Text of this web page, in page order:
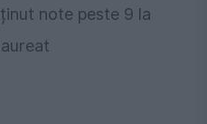
note peste 9 la